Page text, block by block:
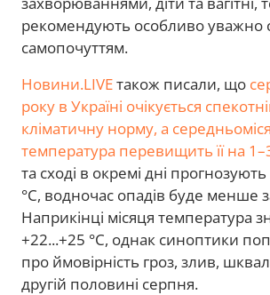
рекомендують особливо уважно
самопочуттям.
Новини.LIVEтакож писали, що
року в Україні очікується
кліматичну норму, а
температура перевищить її на
та сході в окремі дні
°C, водночас опадів буде менше
Наприкінці місяця температура
+22...+25 °C, однак синоптики
про ймовірність гроз, злив,
другій половині серпня.